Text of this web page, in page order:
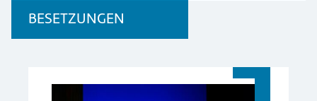
BESETZUNGEN